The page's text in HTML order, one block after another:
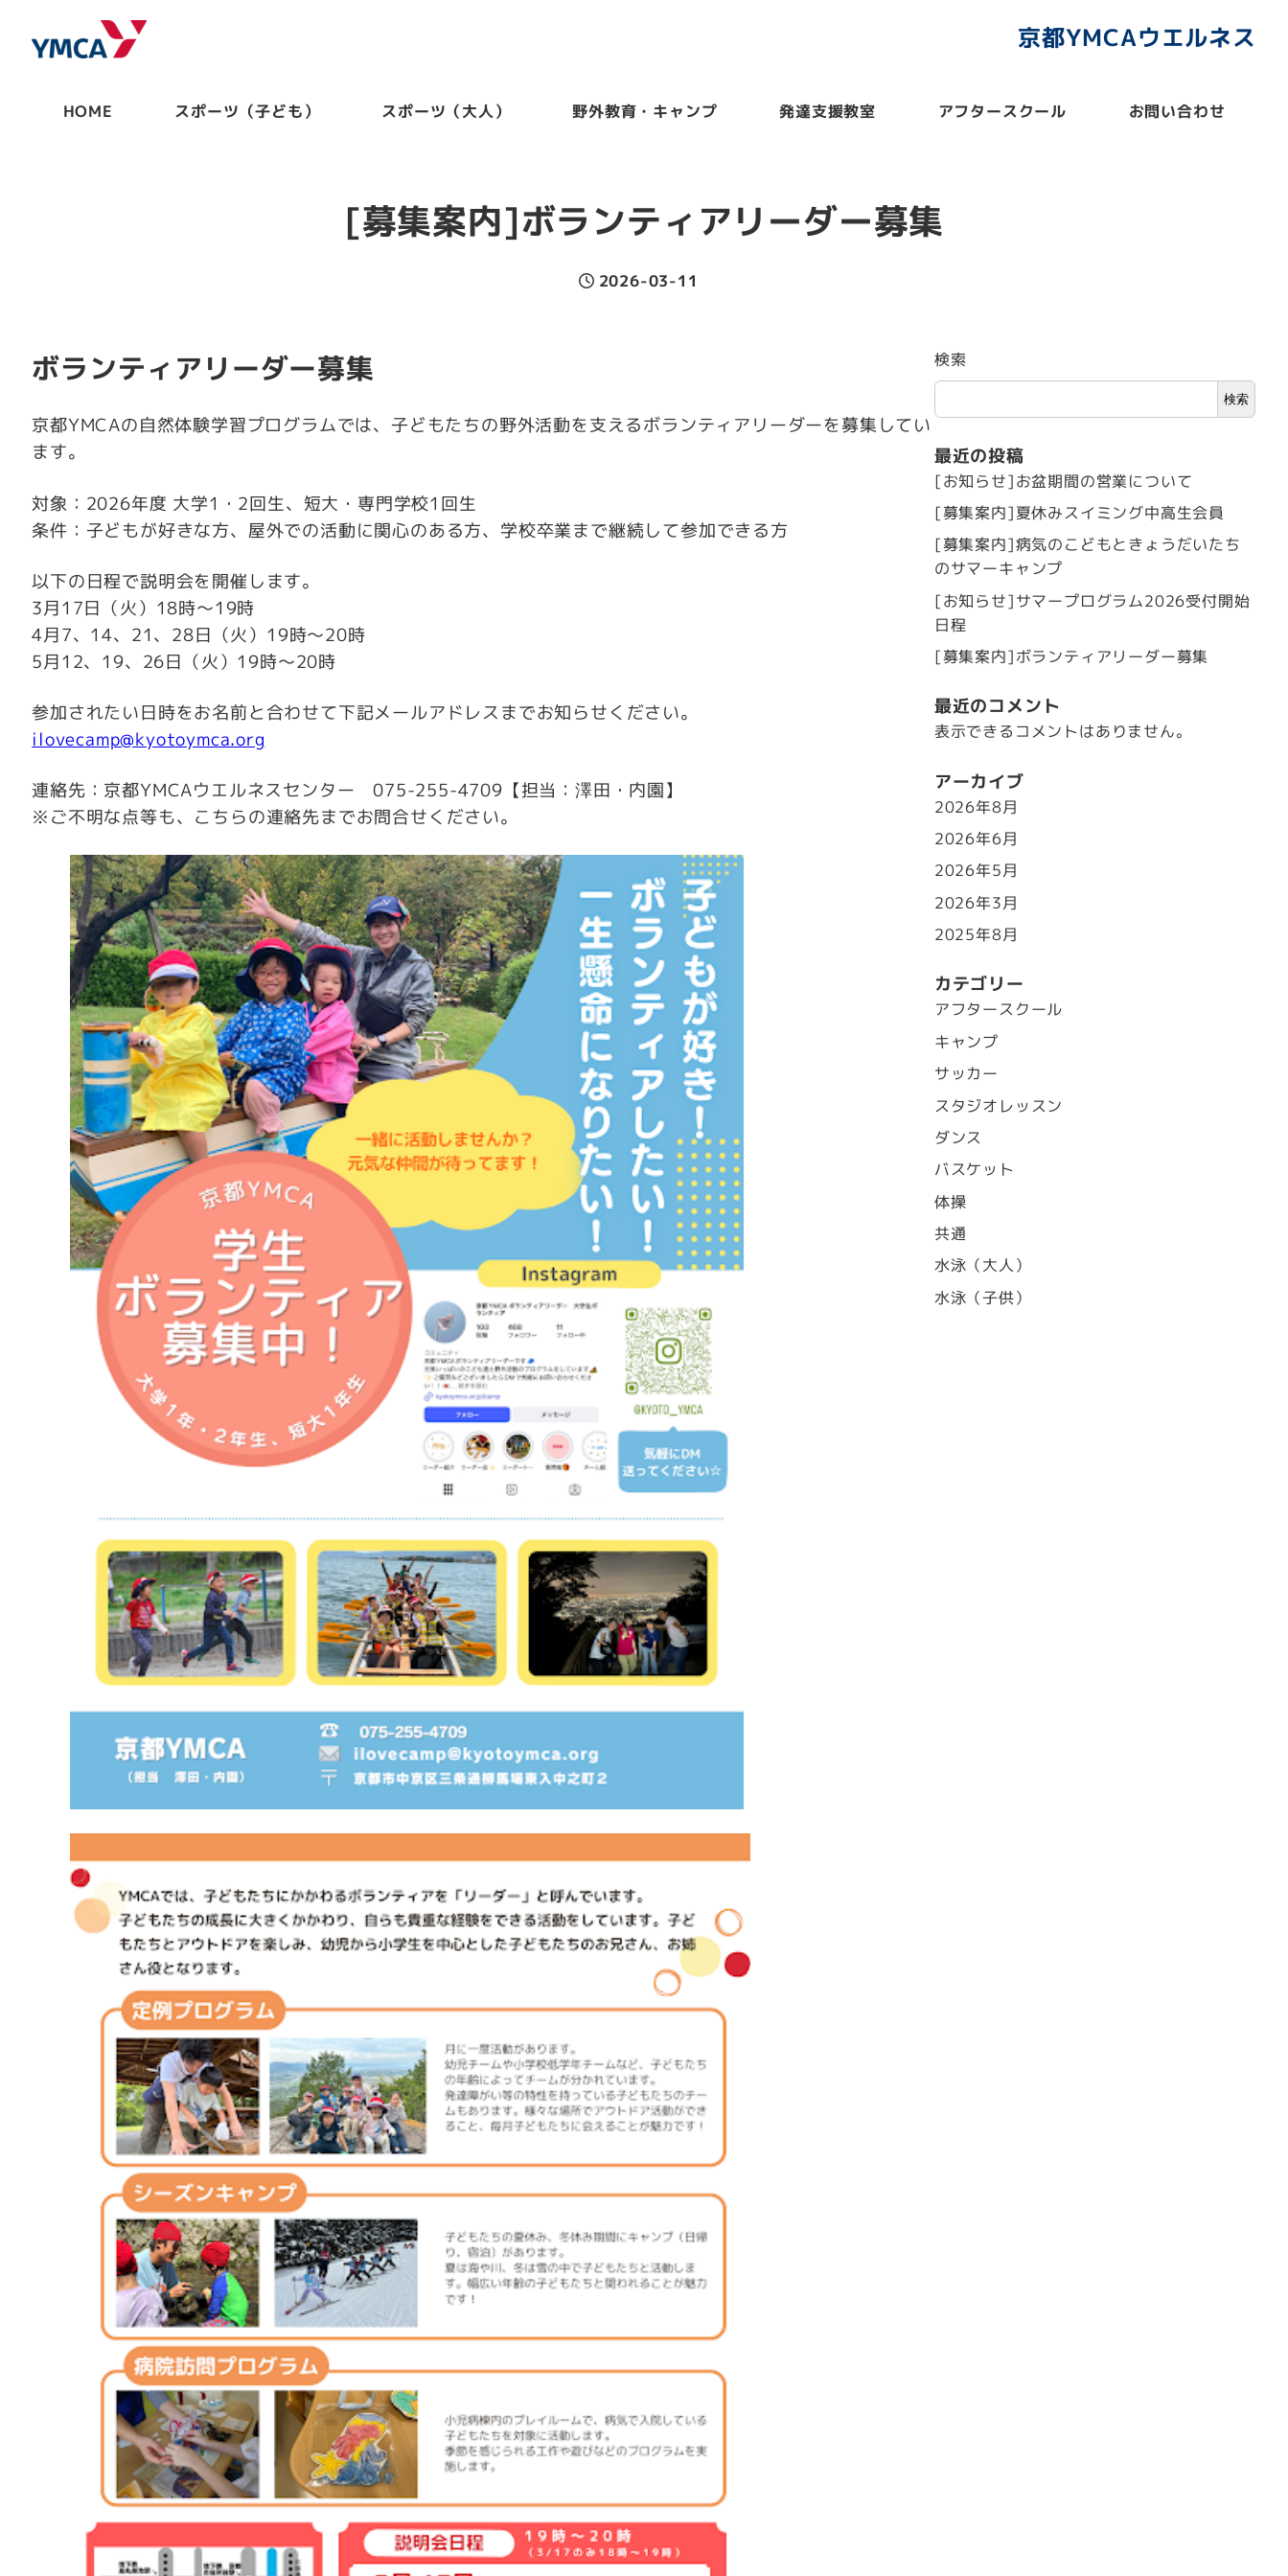
京都YMCAウエルネス
HOME スポーツ（子ども） スポーツ（大人） 野外教育・キャンプ 発達支援教室 アフタースクール お問い合わせ
[募集案内]ボランティアリーダー募集
投稿日
2026-03-11
ボランティアリーダー募集
京都YMCAの自然体験学習プログラムでは、子どもたちの野外活動を支えるボランティアリーダーを募集してい
ます。
対象：2026年度 大学1・2回生、短大・専門学校1回生
条件：子どもが好きな方、屋外での活動に関心のある方、学校卒業まで継続して参加できる方
以下の日程で説明会を開催します。
3月17日（火）18時～19時
4月7、14、21、28日（火）19時～20時
5月12、19、26日（火）19時～20時
参加されたい日時をお名前と合わせて下記メールアドレスまでお知らせください。
ilovecamp@kyotoymca.org
連絡先：京都YMCAウエルネスセンター 075-255-4709【担当：澤田・内園】
※ご不明な点等も、こちらの連絡先までお問合せください。
検索
検索
最近の投稿
[お知らせ]お盆期間の営業について
[募集案内]夏休みスイミング中高生会員
[募集案内]病気のこどもときょうだいたち
のサマーキャンプ
[お知らせ]サマープログラム2026受付開始
日程
[募集案内]ボランティアリーダー募集
最近のコメント
表示できるコメントはありません。
アーカイブ
2026年8月
2026年6月
2026年5月
2026年3月
2025年8月
カテゴリー
アフタースクール
キャンプ
サッカー
スタジオレッスン
ダンス
バスケット
体操
共通
水泳（大人）
水泳（子供）